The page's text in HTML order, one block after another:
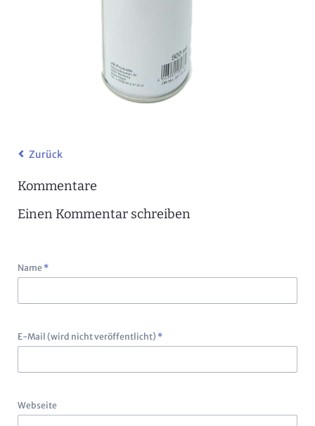
Zurück
Kommentare
Einen Kommentar schreiben
Pflichtfeld
Name *
Pflichtfeld
E-Mail (wird nicht veröffentlicht) *
Webseite